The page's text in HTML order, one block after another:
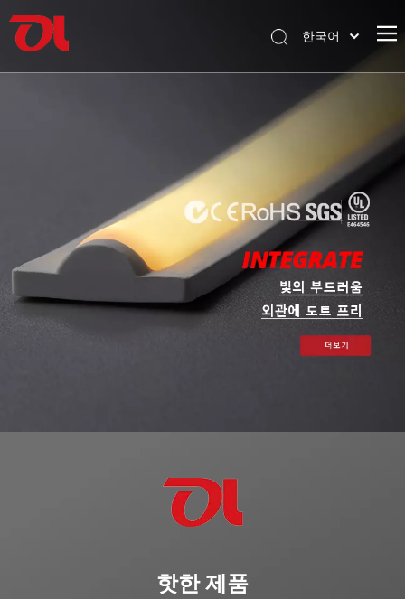
다운로드
연락하다
한국어
العربية
Français
Português
Deutsch
Italiano
日本語
Nederlands
핫한 제품